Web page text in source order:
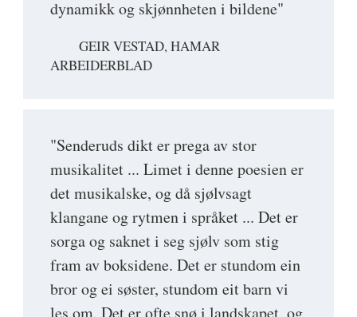
dynamikk og skjønnheten i bildene"
GEIR VESTAD, HAMAR
ARBEIDERBLAD
"Senderuds dikt er prega av stor
musikalitet ... Limet i denne poesien er
det musikalske, og då sjølvsagt
klangane og rytmen i språket ... Det er
sorga og saknet i seg sjølv som stig
fram av boksidene. Det er stundom ein
bror og ei søster, stundom eit barn vi